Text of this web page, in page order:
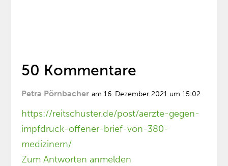
50 Kommentare
Petra Pörnbacher am 16. Dezember 2021 um 15:02
https://reitschuster.de/post/aerzte-gegen-
impfdruck-offener-brief-von-380-
medizinern/
Zum Antworten anmelden